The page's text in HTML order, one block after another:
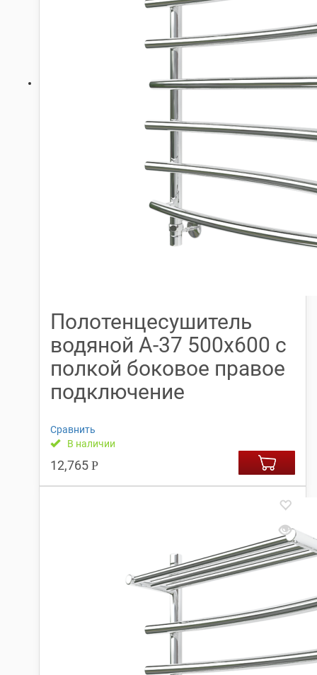
Полотенцесушитель
водяной А-37 500х600 с
полкой боковое правое
подключение
Сравнить
В наличии
12,765 Р